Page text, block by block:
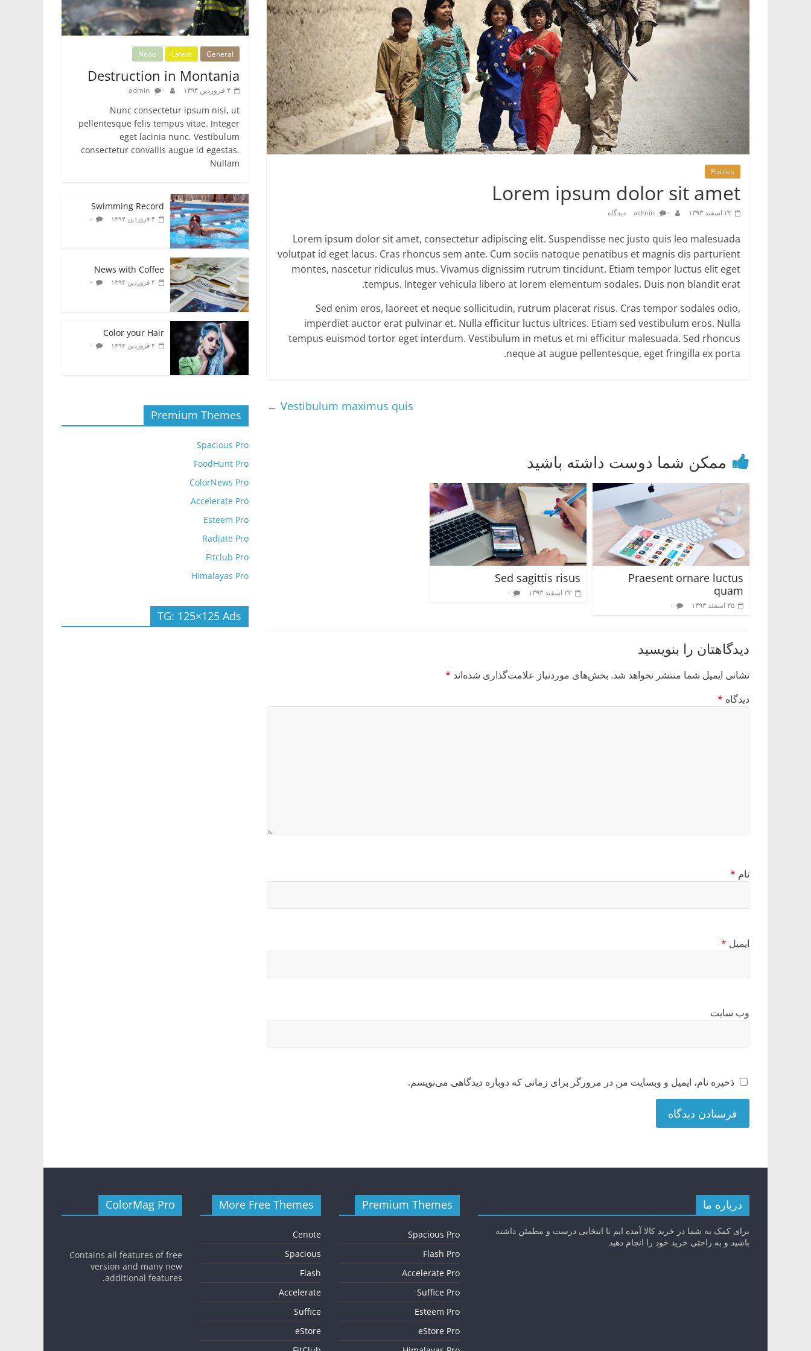
کالایی
Politics
Lorem ipsum dolor sit amet
۲۲ اسفند ۱۳۹۳ admin ۰ دیدگاه
Lorem ipsum dolor sit amet, consectetur adipiscing elit. Suspendisse nec justo quis leo malesuada
volutpat id eget lacus. Cras rhoncus sem ante. Cum sociis natoque penatibus et magnis dis parturient
montes, nascetur ridiculus mus. Vivamus dignissim rutrum tincidunt. Etiam tempor luctus elit eget
tempus. Integer vehicula libero at lorem elementum sodales. Duis non blandit erat.
Sed enim eros, laoreet et neque sollicitudin, rutrum placerat risus. Cras tempor sodales odio,
imperdiet auctor erat pulvinar et. Nulla efficitur luctus ultrices. Etiam sed vestibulum eros. Nulla
tempus euismod tortor eget interdum. Vestibulum in metus et mi efficitur malesuada. Sed rhoncus
neque at augue pellentesque, eget fringilla ex porta.
Vestibulum maximus quis
←
ممکن شما دوست داشته باشید
Praesent ornare luctus
quam
۲۵ اسفند ۱۳۹۳ ۰
Sed sagittis risus
۲۲ اسفند ۱۳۹۳ ۰
دیدگاهتان را بنویسید
نشانی ایمیل شما منتشر نخواهد شد. بخش‌های موردنیاز علامت‌گذاری شده‌اند *
دیدگاه *
نام *
ایمیل *
وب‌ سایت
ذخیره نام، ایمیل و وبسایت من در مرورگر برای زمانی که دوباره دیدگاهی می‌نویسم.
General
Latest
News
Destruction in Montania
۴ فروردین ۱۳۹۴ admin ۰
Nunc consectetur ipsum nisi, ut
pellentesque felis tempus vitae. Integer
eget lacinia nunc. Vestibulum
consectetur convallis augue id egestas.
Nullam
Swimming Record
۴ فروردین ۱۳۹۴ ۰
News with Coffee
۴ فروردین ۱۳۹۴ ۰
Color your Hair
۴ فروردین ۱۳۹۴ ۰
Premium Themes
Spacious Pro
FoodHunt Pro
ColorNews Pro
Accelerate Pro
Esteem Pro
Radiate Pro
Fitclub Pro
Himalayas Pro
TG: 125×125 Ads
درباره ما
برای کمک به شما در خرید کالا آمده ایم تا انتخابی درست و مطمئن داشته
باشید و به راحتی خرید خود را انجام دهید
Premium Themes
Spacious Pro
Flash Pro
Accelerate Pro
Suffice Pro
Esteem Pro
eStore Pro
More Free Themes
Cenote
Spacious
Flash
Accelerate
Suffice
eStore
ColorMag Pro
Contains all features of free
version and many new
additional features.